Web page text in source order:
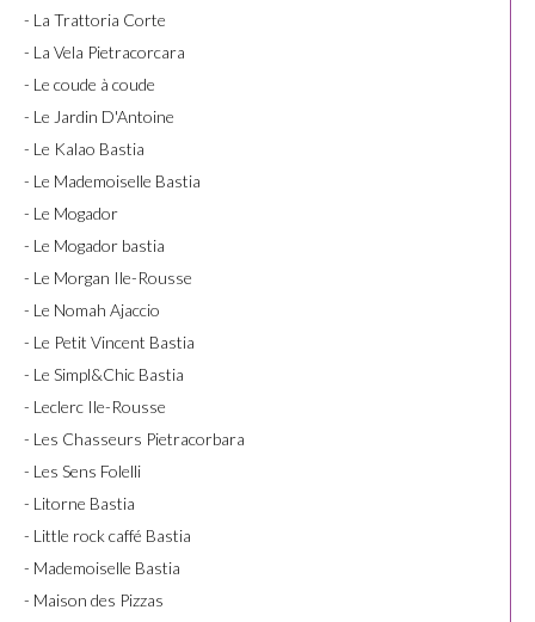
- La Trattoria Corte
- La Vela Pietracorcara
- Le coude à coude
- Le Jardin D'Antoine
- Le Kalao Bastia
- Le Mademoiselle Bastia
- Le Mogador
- Le Mogador bastia
- Le Morgan Ile-Rousse
- Le Nomah Ajaccio
- Le Petit Vincent Bastia
- Le Simpl&Chic Bastia
- Leclerc Ile-Rousse
- Les Chasseurs Pietracorbara
- Les Sens Folelli
- Litorne Bastia
- Little rock caffé Bastia
- Mademoiselle Bastia
- Maison des Pizzas